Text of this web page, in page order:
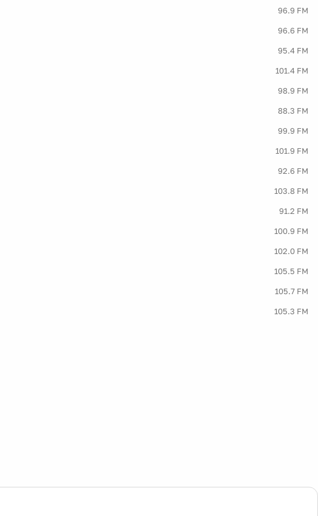
96.9 FM
96.6 FM
95.4 FM
101.4 FM
98.9 FM
88.3 FM
99.9 FM
101.9 FM
92.6 FM
103.8 FM
91.2 FM
100.9 FM
102.0 FM
105.5 FM
105.7 FM
105.3 FM